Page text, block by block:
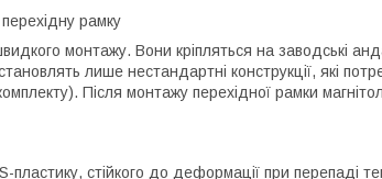
рамку
монтажу. Вони кріпляться на заводські
лише нестандартні конструкції, які
Після монтажу перехідної рамки
пластику, стійкого до деформації при перепаді